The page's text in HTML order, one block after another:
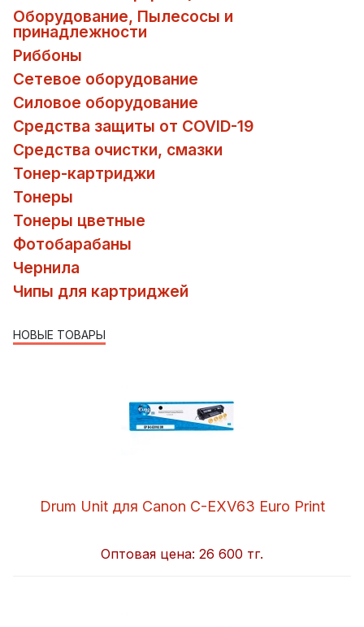
Оборудование, Пылесосы и
принадлежности
Риббоны
Сетевое оборудование
Силовое оборудование
Средства защиты от COVID-19
Средства очистки, смазки
Тонер-картриджи
Тонеры
Тонеры цветные
Фотобарабаны
Чернила
Чипы для картриджей
НОВЫЕ ТОВАРЫ
Drum Unit для Canon C-EXV63 Euro Print
Оптовая цена: 26 600 тг.